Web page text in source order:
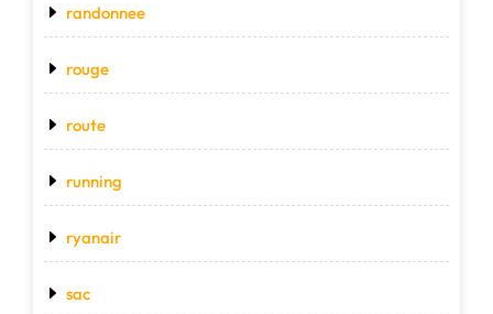
randonnee
rouge
route
running
ryanair
sac